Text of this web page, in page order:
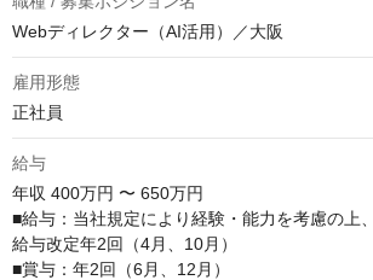
Webディレクター（AI活用）／大阪
雇用形態
正社員
給与
年収 400万円 〜 650万円
■給与：当社規定により経験・能力を考慮の上
給与改定年2回（4月、10月）
■賞与：年2回（6月、12月）